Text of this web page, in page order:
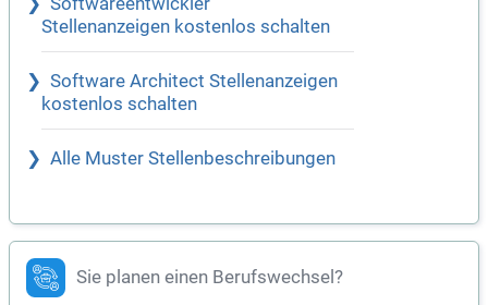
Stellenanzeigen kostenlos schalten
Software Architect Stellenanzeigen
kostenlos schalten
Alle Muster Stellenbeschreibungen
Sie planen einen Berufswechsel?